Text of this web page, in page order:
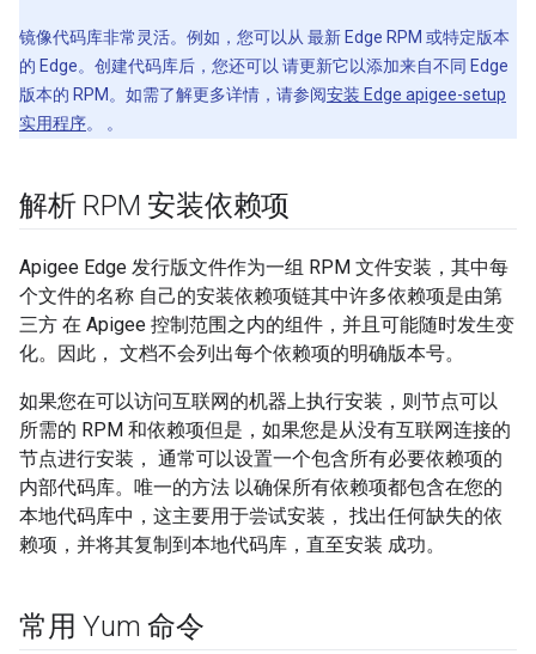
镜像代码库非常灵活。例如，您可以从 最新 Edge RPM 或特定版本
的 Edge。创建代码库后，您还可以 请更新它以添加来自不同 Edge
版本的 RPM。如需了解更多详情，请参阅安装 Edge apigee-setup
实用程序。 。
解析 RPM 安装依赖项
Apigee Edge 发行版文件作为一组 RPM 文件安装，其中每
个文件的名称 自己的安装依赖项链其中许多依赖项是由第
三方 在 Apigee 控制范围之内的组件，并且可能随时发生变
化。因此， 文档不会列出每个依赖项的明确版本号。
如果您在可以访问互联网的机器上执行安装，则节点可以
所需的 RPM 和依赖项但是，如果您是从没有互联网连接的
节点进行安装， 通常可以设置一个包含所有必要依赖项的
内部代码库。唯一的方法 以确保所有依赖项都包含在您的
本地代码库中，这主要用于尝试安装， 找出任何缺失的依
赖项，并将其复制到本地代码库，直至安装 成功。
常用 Yum 命令